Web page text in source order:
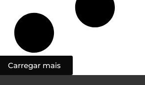
Carregar mais